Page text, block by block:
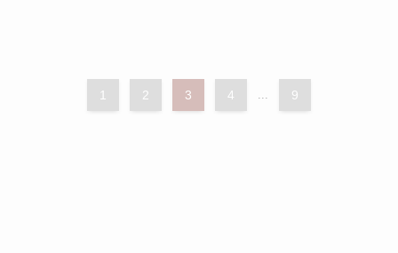
1 2 3 4 ... 9